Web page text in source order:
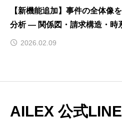
【新機能追加】事件の全体像
分析 — 関係図・請求構造・時
で。2026.02.09
AILEX 公式LINE